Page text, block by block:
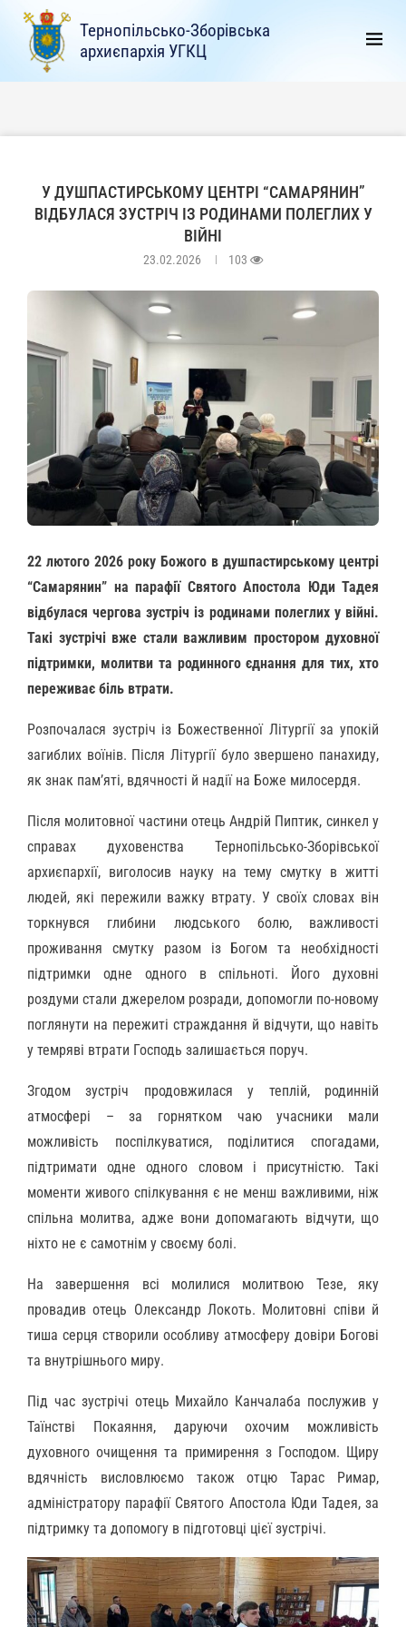
Тернопільсько-Зборівська
архиєпархія УГКЦ
У ДУШПАСТИРСЬКОМУ ЦЕНТРІ “САМАРЯНИН”
ВІДБУЛАСЯ ЗУСТРІЧ ІЗ РОДИНАМИ ПОЛЕГЛИХ У
ВІЙНІ
23.02.2026 103
22 лютого 2026 року Божого в душпастирському центрі
“Самарянин” на парафії Святого Апостола Юди Тадея
відбулася чергова зустріч із родинами полеглих у війні.
Такі зустрічі вже стали важливим простором духовної
підтримки, молитви та родинного єднання для тих, хто
переживає біль втрати.
Розпочалася зустріч із Божественної Літургії за упокій
загиблих воїнів. Після Літургії було звершено панахиду,
як знак пам’яті, вдячності й надії на Боже милосердя.
Після молитовної частини отець Андрій Пиптик, синкел у
справах духовенства Тернопільсько-Зборівської
архиєпархії, виголосив науку на тему смутку в житті
людей, які пережили важку втрату. У своїх словах він
торкнувся глибини людського болю, важливості
проживання смутку разом із Богом та необхідності
підтримки одне одного в спільноті. Його духовні
роздуми стали джерелом розради, допомогли по-новому
поглянути на пережиті страждання й відчути, що навіть
у темряві втрати Господь залишається поруч.
Згодом зустріч продовжилася у теплій, родинній
атмосфері – за горнятком чаю учасники мали
можливість поспілкуватися, поділитися спогадами,
підтримати одне одного словом і присутністю. Такі
моменти живого спілкування є не менш важливими, ніж
спільна молитва, адже вони допомагають відчути, що
ніхто не є самотнім у своєму болі.
На завершення всі молилися молитвою Тезе, яку
провадив отець Олександр Локоть. Молитовні співи й
тиша серця створили особливу атмосферу довіри Богові
та внутрішнього миру.
Під час зустрічі отець Михайло Канчалаба послужив у
Таїнстві Покаяння, даруючи охочим можливість
духовного очищення та примирення з Господом. Щиру
вдячність висловлюємо також отцю Тарас Римар,
адміністратору парафії Святого Апостола Юди Тадея, за
підтримку та допомогу в підготовці цієї зустрічі.